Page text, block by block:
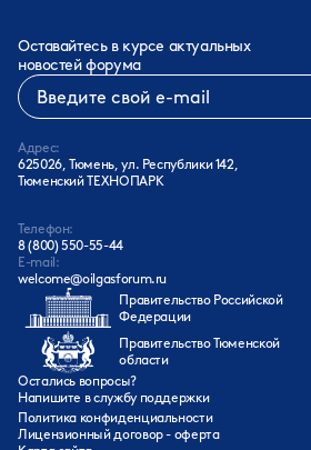
Оставайтесь в курсе актуальных
новостей форума
Адрес:
625026, Тюмень, ул. Республики 142,
Тюменский ТЕХНОПАРК
Телефон:
8 (800) 550-55-44
E-mail:
welcome@oilgasforum.ru
Правительство Российской
Федерации
Правительство Тюменской
области
Остались вопросы?
Напишите в службу поддержки
Политика конфиденциальности
Лицензионный договор - оферта